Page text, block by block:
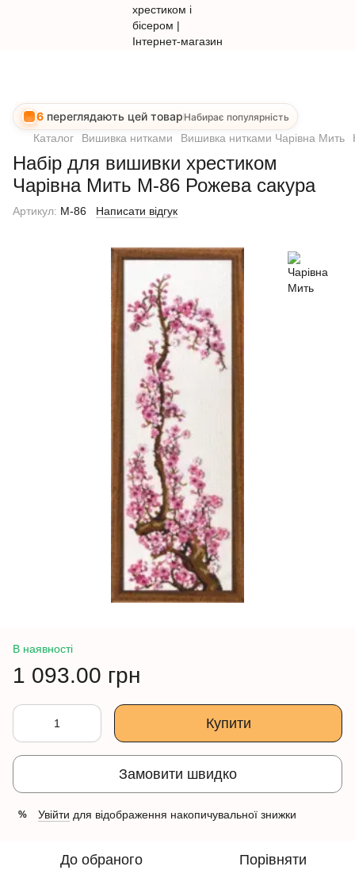
6 переглядають цей товар Набирає популярність
Каталог Вишивка нитками Вишивка нитками Чарівна Мить
Набір для вишивки хрестиком
Чарівна Мить М-86 Рожева сакура
Артикул: М-86 Написати відгук
В наявності
1 093.00 грн
Купити
Замовити швидко
% Увійти для відображення накопичувальної знижки
До обраного Порівняти